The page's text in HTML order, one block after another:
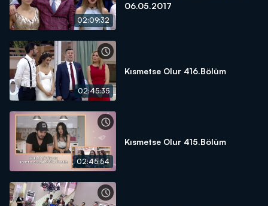
02:09:32
06.05.2017
02:45:35
Kısmetse Olur 416.Bölüm
02:45:54
Kısmetse Olur 415.Bölüm